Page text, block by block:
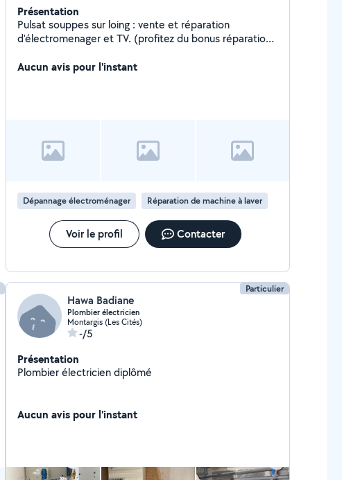
Présentation
Pulsat souppes sur loing : vente et réparation
d'électromenager et TV. (profitez du bonus réparation
Installation d'antennes, alarme, vidéosurveillance et
Aucun avis pour l'instant
Dépannage électroménager Réparation de machine à laver
Voir le profil Contacter
Particulier
Hawa Badiane
Plombier électricien
Montargis (Les Cités)
-/5
Présentation
Plombier électricien diplômé
Aucun avis pour l'instant